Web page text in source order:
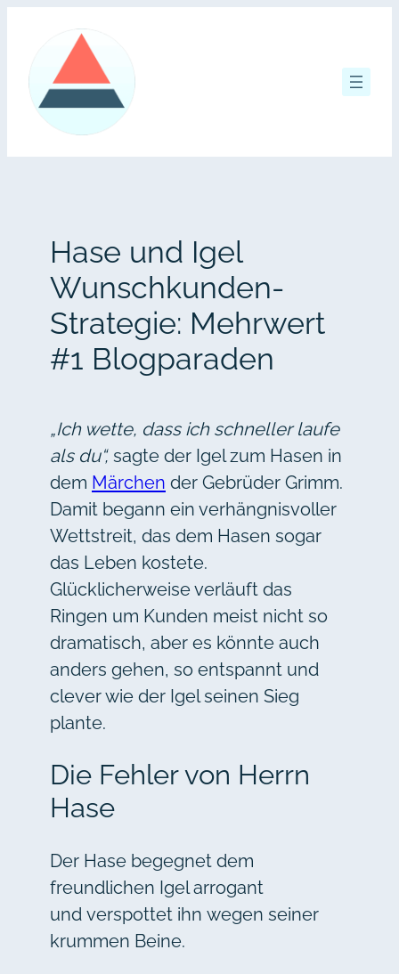
springen
Hase und Igel
Wunschkunden-
Strategie: Mehrwert
#1 Blogparaden
„Ich wette, dass ich schneller laufe
als du“, sagte der Igel zum Hasen in
dem Märchen der Gebrüder Grimm.
Damit begann ein verhängnisvoller
Wettstreit, das dem Hasen sogar
das Leben kostete.
Glücklicherweise verläuft das
Ringen um Kunden meist nicht so
dramatisch, aber es könnte auch
anders gehen, so entspannt und
clever wie der Igel seinen Sieg
plante.
Die Fehler von Herrn
Hase
Der Hase begegnet dem
freundlichen Igel arrogant
und verspottet ihn wegen seiner
krummen Beine.